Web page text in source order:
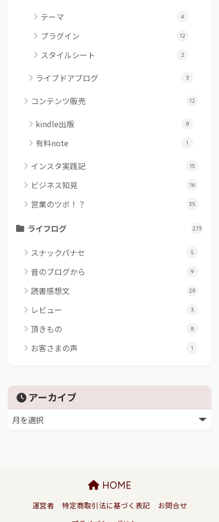
テーマ 4
プラグイン 12
スタイルシート 2
ライブドアブログ 3
コンテンツ販売 12
kindle出版 8
有料note 1
インスタ実践記 15
ビジネス知見 16
営業のツボ！？ 35
ライフログ 273
スナックパナセ 5
昔のブログから 9
読書感想文 28
レビュー 3
頂きもの 8
お客さまの声 1
アーカイブ
HOME
運営者 特定商取引法に基づく表記
お問合せ